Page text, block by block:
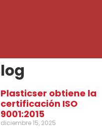
Plasticser obtiene la
certificación ISO
9001:2015
diciembre 15, 2025